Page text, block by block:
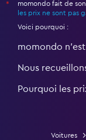
*
momondo fait de
les prix ne sont pas
Voici pourquoi :
momondo n'est
Nous
Pourquoi les
Voitures